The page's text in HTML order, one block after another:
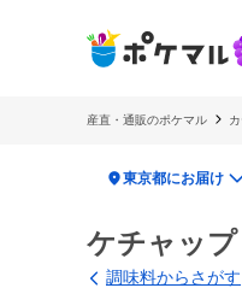
産直・通販のポケマル
location_on東京都にお届け
ケチャッ
調味料からさがす